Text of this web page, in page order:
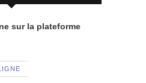
sur la plateforme